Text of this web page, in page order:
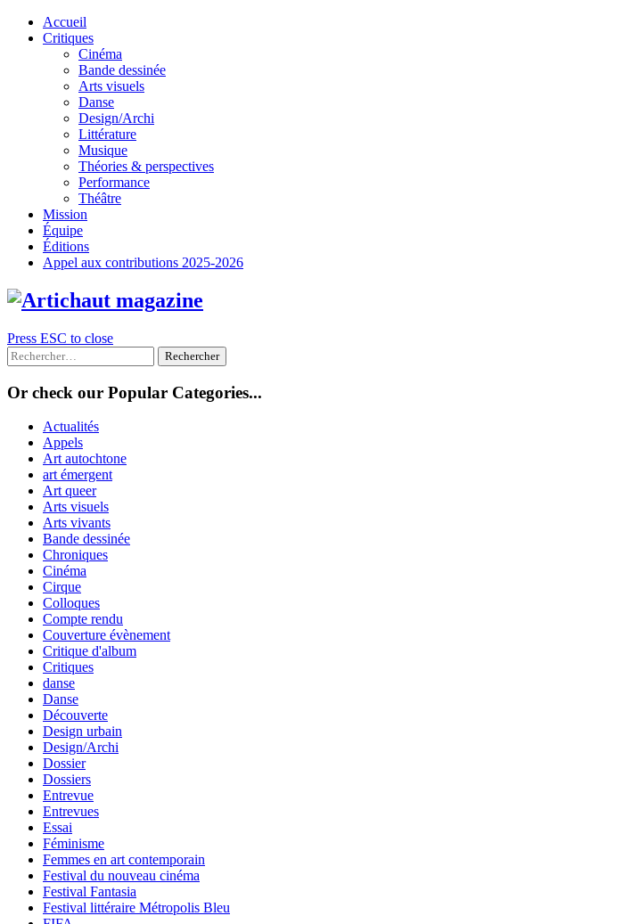
Skip
Accueil
Critiques
Cinéma
Bande dessinée
Arts visuels
Danse
Design/Archi
Littérature
Musique
Théories & perspectives
Performance
Théâtre
Mission
Équipe
Éditions
Appel aux contributions 2025-2026
Press ESC to close
Rechercher :
Or check our Popular Categories...
Actualités
Appels
Art autochtone
art émergent
Art queer
Arts visuels
Arts vivants
Bande dessinée
Chroniques
Cinéma
Cirque
Colloques
Compte rendu
Couverture évènement
Critique d'album
Critiques
danse
Danse
Découverte
Design urbain
Design/Archi
Dossier
Dossiers
Entrevue
Entrevues
Essai
Féminisme
Femmes en art contemporain
Festival du nouveau cinéma
Festival Fantasia
Festival littéraire Métropolis Bleu